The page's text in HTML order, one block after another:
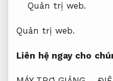
Quản trị web.
Quản trị web.
Liên hệ ngay cho